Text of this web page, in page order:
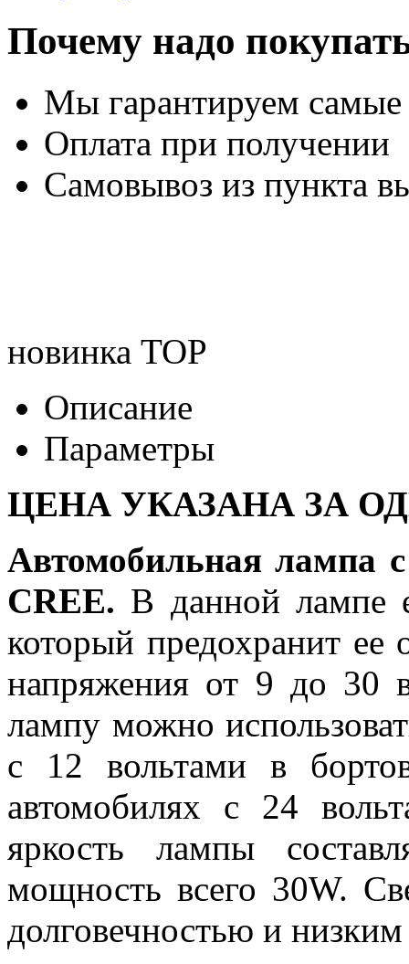
Почему надо
Мы гарантируем
Оплата при получении
Самовывоз из пункта
новинка TOP
Описание
Параметры
ЦЕНА УКАЗАНА ЗА
Автомобильная лампа
CREE. В данной лампе
который предохранит ее
напряжения от 9 до 30
лампу можно
с 12 вольтами в
автомобилях с 24
яркость лампы
мощность всего 30W.
долговечностью и